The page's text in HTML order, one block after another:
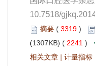
10.7518/
3319 )
2241 )
|